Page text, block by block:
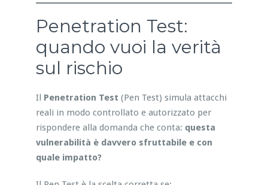
Penetration Test:
quando vuoi la verità
sul rischio
Il Penetration Test (Pen Test) simula attacchi
reali in modo controllato e autorizzato per
rispondere alla domanda che conta: questa
vulnerabilità è davvero sfruttabile e con
quale impatto?